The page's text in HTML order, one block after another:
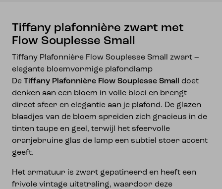
Tiffany plafonnière zwart met
Flow Souplesse Small
Tiffany Plafonnière Flow Souplesse Small zwart –
elegante bloemvormige plafondlamp
De Tiffany Plafonnière Flow Souplesse Small
doet
denken aan een bloem in volle bloei en brengt
direct sfeer en elegantie aan je plafond. De glazen
blaadjes van de bloem spreiden zich gracieus in de
tinten taupe en geel, terwijl het sfeervolle
oranjebruine glas de lamp een subtiel stoer accent
geeft.
Het armatuur is zwart gepatineerd en heeft een
frivole vintage uitstraling, waardoor deze